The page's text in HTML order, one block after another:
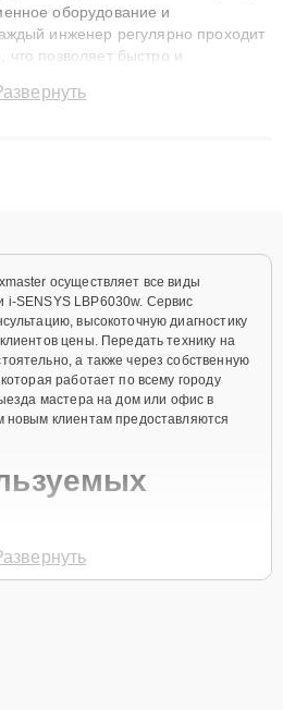
оборудование и
инженер регулярно проходит
позволяет быстро и
лет. Наши мастера решают
осуществляет все виды
SENSYS LBP6030w. Сервис
высокоточную диагностику
цены. Передать технику на
а также через собственную
работает по всему городу
мастера на дом или офис в
клиентам предоставляются
LBP6030w предлагаются как